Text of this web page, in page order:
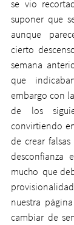
se vio
suponer que
aunque
cierto
semana
que
embargo con
de los
convirtiendo
de crear
desconfianza
mucho  que
nuestra
cambiar de